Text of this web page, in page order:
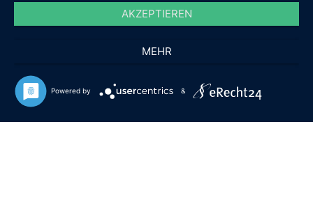
AKZEPTIEREN
MEHR
Powered by &